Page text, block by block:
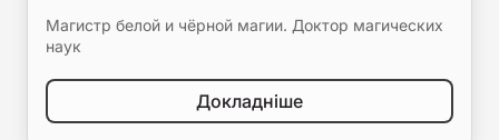
Магистр белой и чёрной магии. Доктор магических
наук
Докладніше